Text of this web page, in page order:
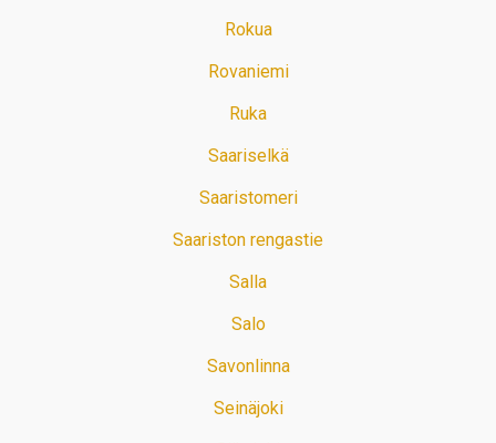
Rokua
Rovaniemi
Ruka
Saariselkä
Saaristomeri
Saariston rengastie
Salla
Salo
Savonlinna
Seinäjoki